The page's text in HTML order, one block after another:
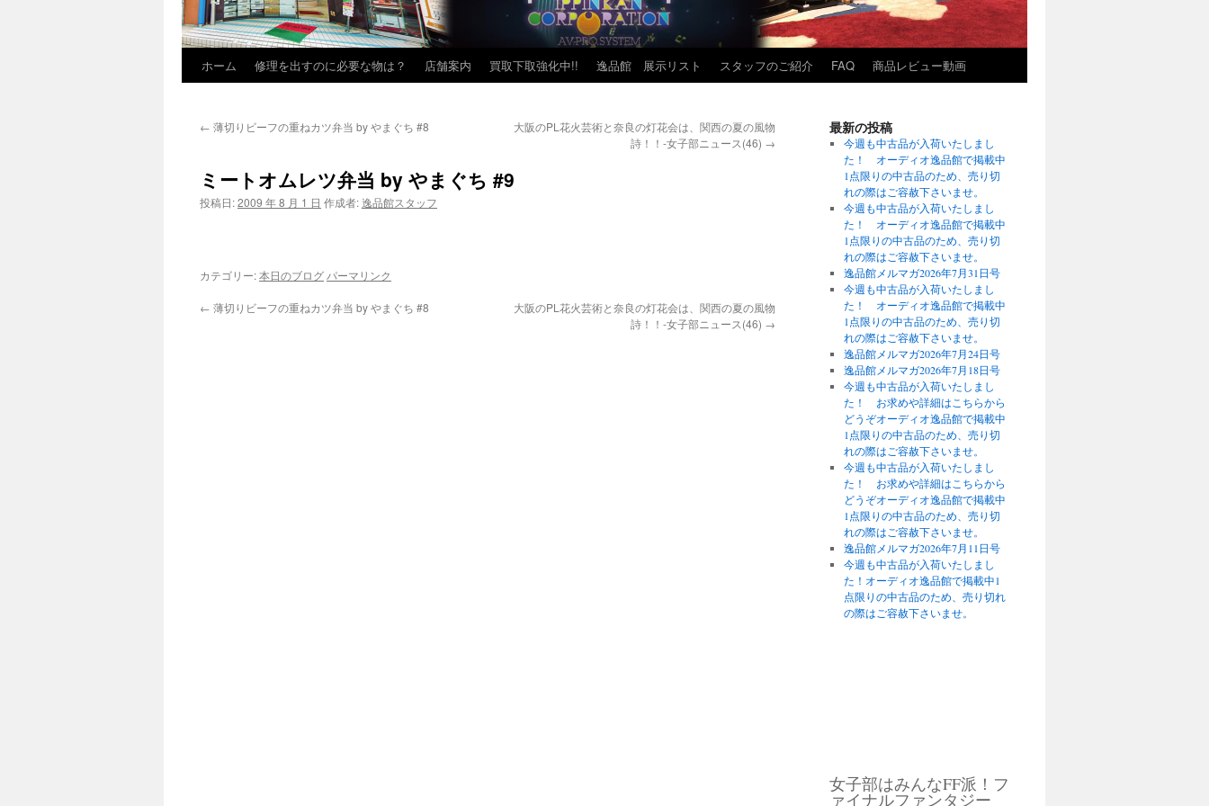
ホーム 修理を出すのに必要な物は？ 店舗案内 買取下取強化中!! 逸品館 展示リスト スタッフのご紹介 FAQ 商品レビュー動画
← 薄切りビーフの重ねカツ弁当 by やまぐち #8
大阪のPL花火芸術と奈良の灯花会は、関西の夏の風物
詩！！-女子部ニュース(46) →
ミートオムレツ弁当 by やまぐち #9
投稿日:2009 年 8 月 1 日 作成者:逸品館スタッフ
カテゴリー:本日のブログ パーマリンク
← 薄切りビーフの重ねカツ弁当 by やまぐち #8
大阪のPL花火芸術と奈良の灯花会は、関西の夏の風物
詩！！-女子部ニュース(46) →
最新の投稿
今週も中古品が入荷いたしまし
た！ オーディオ逸品館で掲載中
1点限りの中古品のため、売り切
れの際はご容赦下さいませ。
今週も中古品が入荷いたしまし
た！ オーディオ逸品館で掲載中
1点限りの中古品のため、売り切
れの際はご容赦下さいませ。
逸品館メルマガ2026年7月31日号
今週も中古品が入荷いたしまし
た！ オーディオ逸品館で掲載中
1点限りの中古品のため、売り切
れの際はご容赦下さいませ。
逸品館メルマガ2026年7月24日号
逸品館メルマガ2026年7月18日号
今週も中古品が入荷いたしまし
た！ お求めや詳細はこちらから
どうぞオーディオ逸品館で掲載中
1点限りの中古品のため、売り切
れの際はご容赦下さいませ。
今週も中古品が入荷いたしまし
た！ お求めや詳細はこちらから
どうぞオーディオ逸品館で掲載中
1点限りの中古品のため、売り切
れの際はご容赦下さいませ。
逸品館メルマガ2026年7月11日号
今週も中古品が入荷いたしまし
た！オーディオ逸品館で掲載中1
点限りの中古品のため、売り切れ
の際はご容赦下さいませ。
女子部はみんなFF派！フ
ァイナルファンタジー